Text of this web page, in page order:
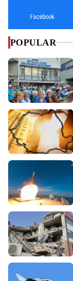
Facebook
POPULAR